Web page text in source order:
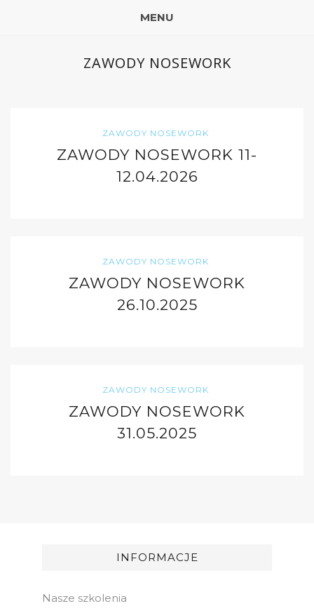
MENU
ZAWODY NOSEWORK
ZAWODY NOSEWORK
ZAWODY NOSEWORK 11-
12.04.2026
ZAWODY NOSEWORK
ZAWODY NOSEWORK
26.10.2025
ZAWODY NOSEWORK
ZAWODY NOSEWORK
31.05.2025
INFORMACJE
Nasze szkolenia